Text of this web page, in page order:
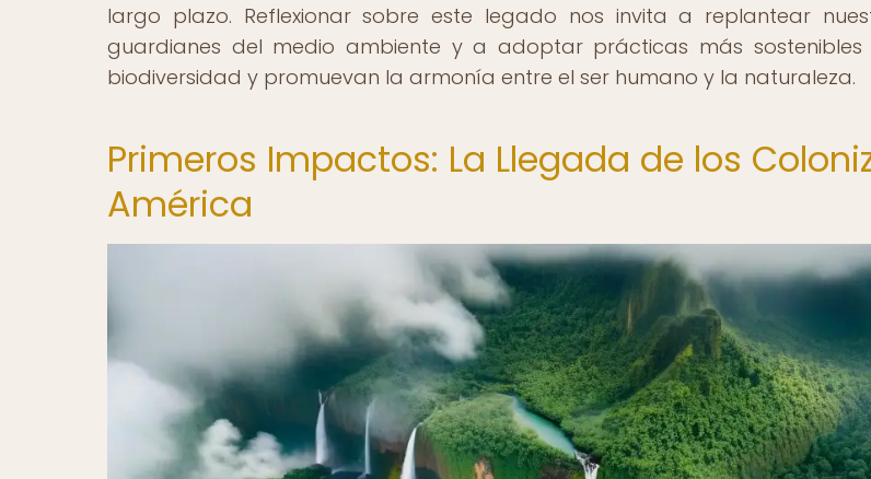
largo plazo. Reflexionar sobre este legado nos invita a replantear
guardianes del medio ambiente y a adoptar prácticas más sostenibles
biodiversidad y promuevan la armonía entre el ser humano y la naturaleza.
Primeros Impactos: La Llegada de los
América